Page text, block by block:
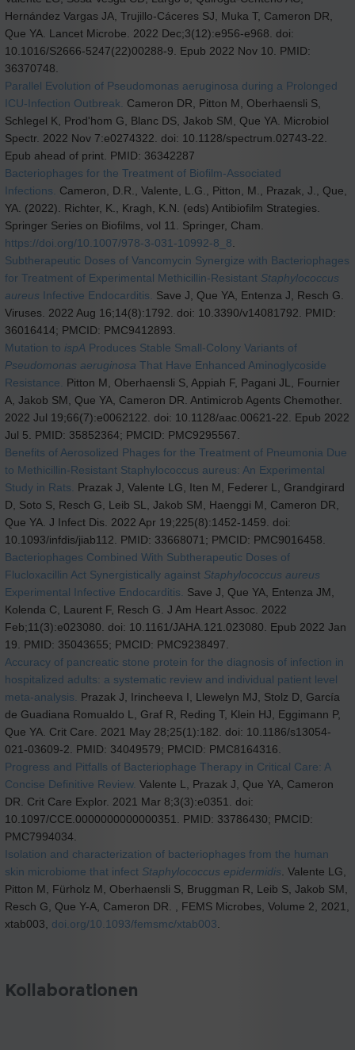
Hernández Vargas JA, Trujillo-Cáceres SJ, Muka T, Cameron DR,
Que YA. Lancet Microbe. 2022 Dec;3(12):e956-e968. doi:
10.1016/S2666-5247(22)00288-9. Epub 2022 Nov 10. PMID:
36370748.
Parallel Evolution of Pseudomonas aeruginosa during a Prolonged
ICU-Infection Outbreak. Cameron DR, Pitton M, Oberhaensli S,
Schlegel K, Prod'hom G, Blanc DS, Jakob SM, Que YA. Microbiol
Spectr. 2022 Nov 7:e0274322. doi: 10.1128/spectrum.02743-22.
Epub ahead of print. PMID: 36342287
Bacteriophages for the Treatment of Biofilm-Associated
Infections. Cameron, D.R., Valente, L.G., Pitton, M., Prazak, J., Que,
YA. (2022). Richter, K., Kragh, K.N. (eds) Antibiofilm Strategies.
Springer Series on Biofilms, vol 11. Springer, Cham.
https://doi.org/10.1007/978-3-031-10992-8_8.
Subtherapeutic Doses of Vancomycin Synergize with Bacteriophages
for Treatment of Experimental Methicillin-Resistant Staphylococcus
aureus Infective Endocarditis. Save J, Que YA, Entenza J, Resch G.
Viruses. 2022 Aug 16;14(8):1792. doi: 10.3390/v14081792. PMID:
36016414; PMCID: PMC9412893.
Mutation to ispA Produces Stable Small-Colony Variants of
Pseudomonas aeruginosa That Have Enhanced Aminoglycoside
Resistance. Pitton M, Oberhaensli S, Appiah F, Pagani JL, Fournier
A, Jakob SM, Que YA, Cameron DR. Antimicrob Agents Chemother.
2022 Jul 19;66(7):e0062122. doi: 10.1128/aac.00621-22. Epub 2022
Jul 5. PMID: 35852364; PMCID: PMC9295567.
Benefits of Aerosolized Phages for the Treatment of Pneumonia Due
to Methicillin-Resistant Staphylococcus aureus: An Experimental
Study in Rats. Prazak J, Valente LG, Iten M, Federer L, Grandgirard
D, Soto S, Resch G, Leib SL, Jakob SM, Haenggi M, Cameron DR,
Que YA. J Infect Dis. 2022 Apr 19;225(8):1452-1459. doi:
10.1093/infdis/jiab112. PMID: 33668071; PMCID: PMC9016458.
Bacteriophages Combined With Subtherapeutic Doses of
Flucloxacillin Act Synergistically against Staphylococcus aureus
Experimental Infective Endocarditis. Save J, Que YA, Entenza JM,
Kolenda C, Laurent F, Resch G. J Am Heart Assoc. 2022
Feb;11(3):e023080. doi: 10.1161/JAHA.121.023080. Epub 2022 Jan
19. PMID: 35043655; PMCID: PMC9238497.
Accuracy of pancreatic stone protein for the diagnosis of infection in
hospitalized adults: a systematic review and individual patient level
meta-analysis. Prazak J, Irincheeva I, Llewelyn MJ, Stolz D, García
de Guadiana Romualdo L, Graf R, Reding T, Klein HJ, Eggimann P,
Que YA. Crit Care. 2021 May 28;25(1):182. doi: 10.1186/s13054-
021-03609-2. PMID: 34049579; PMCID: PMC8164316.
Progress and Pitfalls of Bacteriophage Therapy in Critical Care: A
Concise Definitive Review. Valente L, Prazak J, Que YA, Cameron
DR. Crit Care Explor. 2021 Mar 8;3(3):e0351. doi:
10.1097/CCE.0000000000000351. PMID: 33786430; PMCID:
PMC7994034.
Isolation and characterization of bacteriophages from the human
skin microbiome that infect Staphylococcus epidermidis. Valente LG,
Pitton M, Fürholz M, Oberhaensli S, Bruggman R, Leib S, Jakob SM,
Resch G, Que Y-A, Cameron DR. , FEMS Microbes, Volume 2, 2021,
xtab003, doi.org/10.1093/femsmc/xtab003.
Kollaborationen